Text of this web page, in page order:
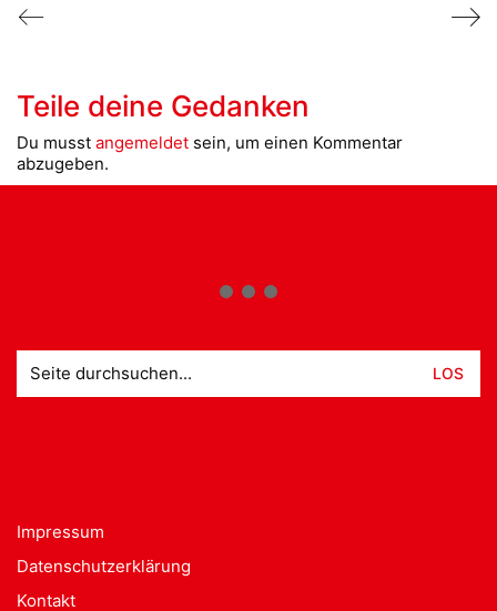
Teile deine Gedanken
Du musst angemeldet sein, um einen Kommentar
abzugeben.
nach:
Impressum
Datenschutzerklärung
Kontakt